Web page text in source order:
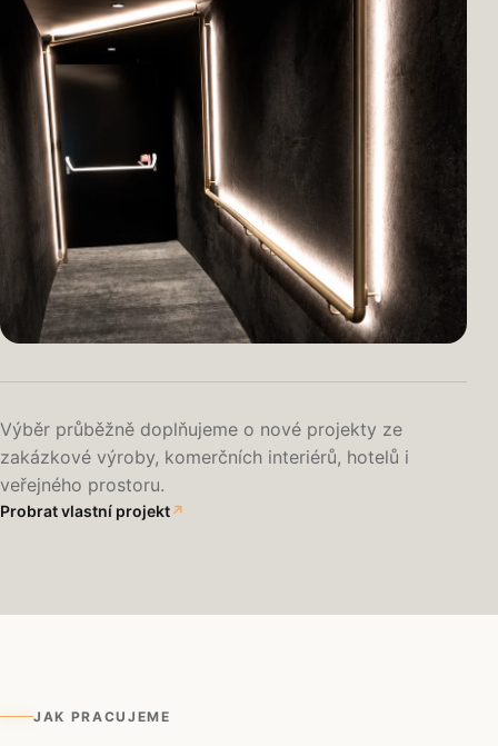
OBEC · LED MODERNIZACE
Mladý Smolivec
Úsporné veřejné osvětlení pro každodenní provoz obce.
CINESTAR · ATYPICKÝ PRVEK
LED madla na míru
Světlo, orientace a konstrukční detail v jednom řešení.
Výběr průběžně doplňujeme o nové projekty ze
zakázkové výroby, komerčních interiérů, hotelů i
veřejného prostoru.
Probrat vlastní projekt↗
JAK PRACUJEME